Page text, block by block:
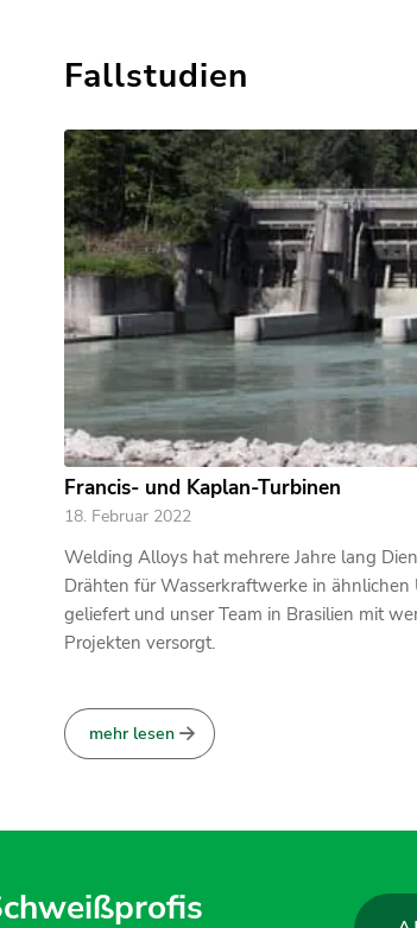
Fallstudien
Francis- und Kaplan-Turbinen
18. Februar 2022
Welding Alloys hat mehrere Jahre lang
Drähten für Wasserkraftwerke in
geliefert und unser Team in Brasilien mit
Projekten versorgt.
mehr lesen